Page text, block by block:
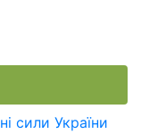
сили України